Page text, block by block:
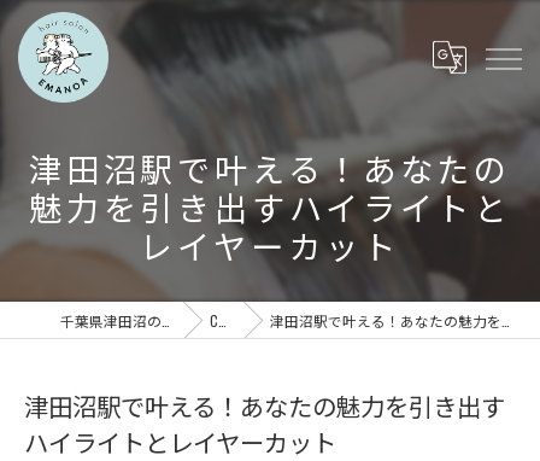
津田沼駅で叶える！あなたの
魅力を引き出すハイライトと
レイヤーカット
COLUMN 津田沼駅で叶える！あなたの魅力を引き出すハイライトとレイヤーカット
津田沼駅で叶える！あなたの魅力を引き出す
ハイライトとレイヤーカット